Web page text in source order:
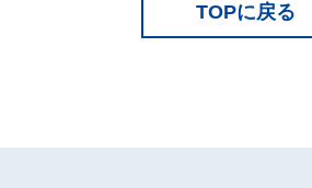
TOPに戻る